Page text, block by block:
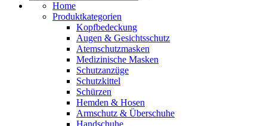
Home
Produktkategorien
Kopfbedeckung
Augen & Gesichtsschutz
Atemschutzmasken
Medizinische Masken
Schutzanzüge
Schutzkittel
Schürzen
Hemden & Hosen
Armschutz & Überschuhe